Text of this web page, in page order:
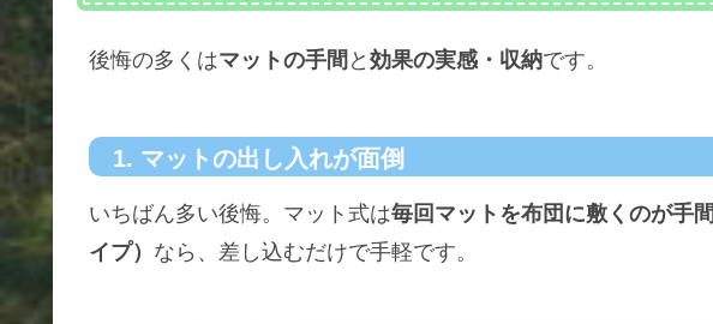
後悔の多くはマットの手間 と 効果の実感・収納です。
1. マットの出し入れが面倒
いちばん多い後悔。マット式は毎回マットを布団に敷くのが手間
イプ） なら、差し込むだけで手軽です。